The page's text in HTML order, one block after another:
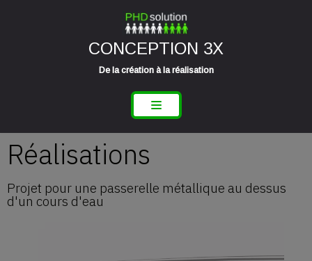
CONCEPTION 3X
De la création à la réalisation
Réalisations
Projet pour une passerelle métallique au dessus
d'un cours d'eau